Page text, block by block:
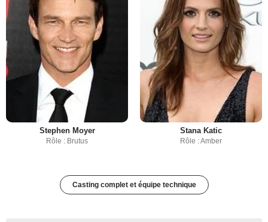
Stephen Moyer
Rôle : Brutus
Stana Katic
Rôle : Amber
Casting complet et équipe technique